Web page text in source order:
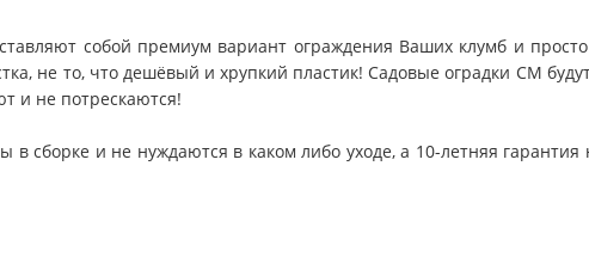
собой премиум вариант ограждения Ваших клумб и
не то, что дешёвый и хрупкий пластик! Садовые оградки CM
и не потрескаются!
в сборке и не нуждаются в каком либо уходе, а 10-летняя